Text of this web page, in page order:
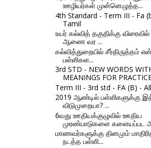
ஊழியர்கள் முன்னெழுத்த...
4th Standard - Term III - Fa
Tamil
உயர் கல்வித் தகுதிக்கு விரைவில்
ஆணை வர ...
கல்வித்துறையில் சீர்திருத்தம்
பள்ளிகள...
3rd STD - NEW WORDS
MEANINGS FOR
Term III - 3rd std - FA (B) -
2019 ஆண்டில் பள்ளிகளுக்கு
விடுமுறையா? ...
6வது ஊதியக்குழுவில் ஊதிய
முரண்பாடுகளை களையப்பட
மாணவர்களுக்கு தினமும்
நடத்த பள்ளி...